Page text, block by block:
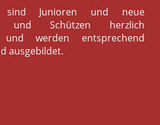
Junioren und neue
und Schützen herzlich
und werden entsprechend
ausgebildet.